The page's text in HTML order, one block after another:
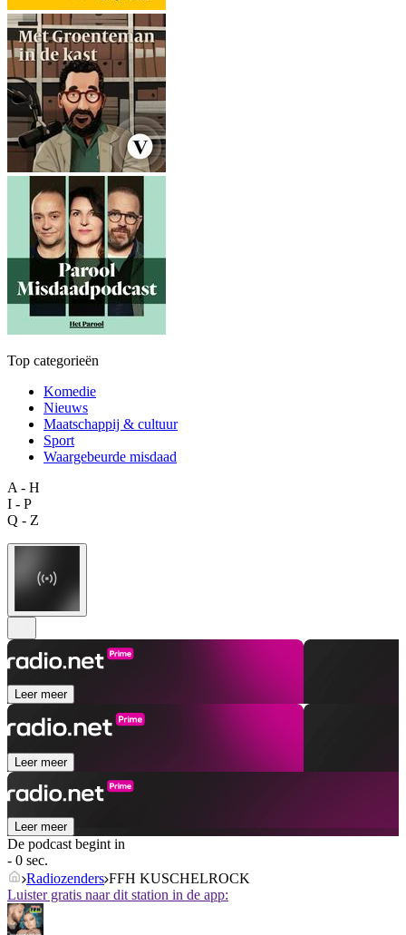
Top categorieën
Komedie
Nieuws
Maatschappij & cultuur
Sport
Waargebeurde misdaad
A - H
I - P
Q - Z
Leer meer
Leer meer
Leer meer
De podcast begint in
- 0 sec.
Radiozenders FFH KUSCHELROCK
Luister gratis naar dit station in de app: